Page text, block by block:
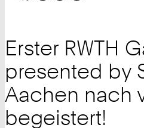
Erster RWTH
presented by
Aachen nach
begeistert!